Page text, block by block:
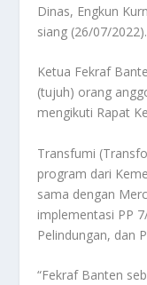
Dinas, Engkun
siang (26/07/2022).
Ketua Fekraf
(tujuh) orang
mengikuti Rapat
Transfumi
program dari
sama dengan
implementasi PP
Pelindungan, dan
“Fekraf Banten